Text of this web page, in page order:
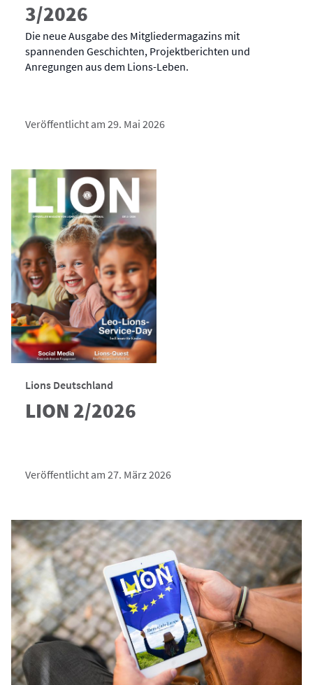
3/2026
Die neue Ausgabe des Mitgliedermagazins mit
spannenden Geschichten, Projektberichten und
Anregungen aus dem Lions-Leben.
Veröffentlicht am 29. Mai 2026
Lions Deutschland
LION 2/2026
Veröffentlicht am 27. März 2026